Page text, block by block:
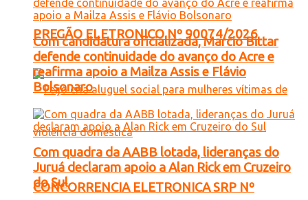
PREGÃO ELETRONICO Nº 90074/2026
CONCORRENCIA ELETRONICA SRP Nº
Com candidatura oficializada, Marcio Bittar
defende continuidade do avanço do Acre e
reafirma apoio a Mailza Assis e Flávio
Bolsonaro
Com quadra da AABB lotada, lideranças do
Juruá declaram apoio a Alan Rick em Cruzeiro
do Sul